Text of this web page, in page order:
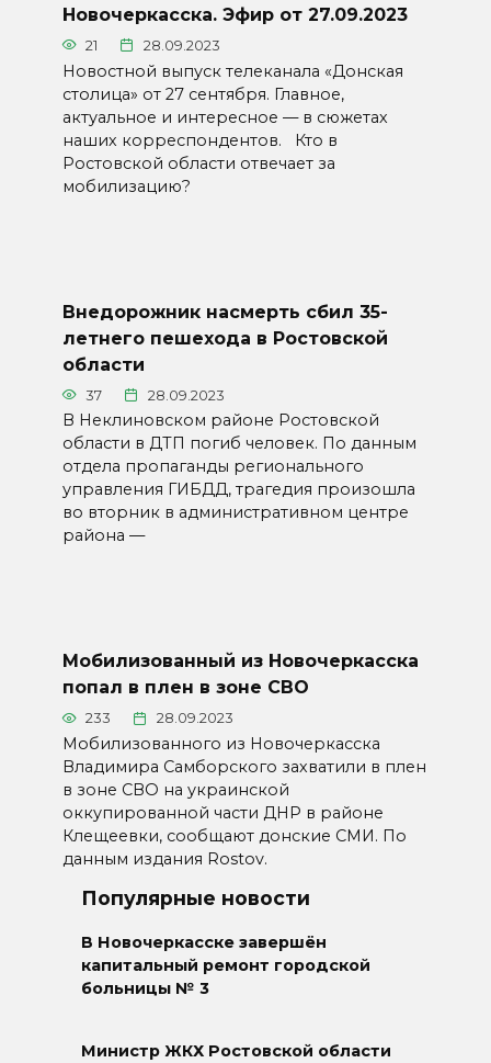
Новочеркасска. Эфир от 27.09.2023
21 28.09.2023
Новостной выпуск телеканала «Донская
столица» от 27 сентября. Главное,
актуальное и интересное — в сюжетах
наших корреспондентов. Кто в
Ростовской области отвечает за
мобилизацию?
Внедорожник насмерть сбил 35-
летнего пешехода в Ростовской
области
37 28.09.2023
В Неклиновском районе Ростовской
области в ДТП погиб человек. По данным
отдела пропаганды регионального
управления ГИБДД, трагедия произошла
во вторник в административном центре
района —
Мобилизованный из Новочеркасска
попал в плен в зоне СВО
233 28.09.2023
Мобилизованного из Новочеркасска
Владимира Самборского захватили в плен
в зоне СВО на украинской
оккупированной части ДНР в районе
Клещеевки, сообщают донские СМИ. По
данным издания Rostov.
Популярные новости
В Новочеркасске завершён
капитальный ремонт городской
больницы № 3
Министр ЖКХ Ростовской области